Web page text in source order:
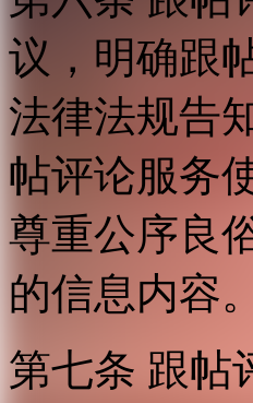
议，明确跟
法律法规告
帖评论服务
尊重公序良
的信息内容。
第七条 跟帖